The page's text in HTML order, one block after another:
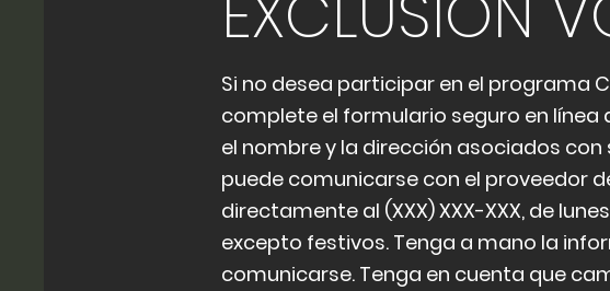
Si no desea participar en el programa
complete el formulario seguro en línea
el nombre y la dirección asociados
puede comunicarse con el proveedor
directamente al (XXX) XXX-XXX, de
excepto festivos. Tenga a mano la
comunicarse. Tenga en cuenta que